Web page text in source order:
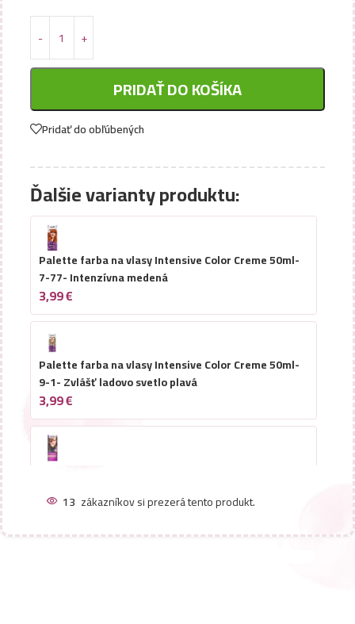
PRIDAŤ DO KOŠÍKA
Pridať do obľúbených
Ďalšie varianty produktu:
Palette farba na vlasy Intensive Color Creme 50ml-
7-77- Intenzívna medená
3,99€
Palette farba na vlasy Intensive Color Creme 50ml-
9-1- Zvlášť ladovo svetlo plavá
3,99€
3,99€
13 zákazníkov si prezerá tento produkt.